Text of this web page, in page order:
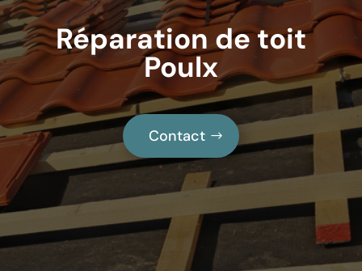
Réparation de toit
Poulx
Contact